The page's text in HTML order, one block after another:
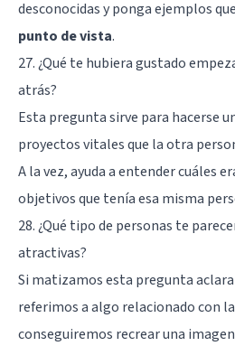
desconocidas y ponga ejemplos
punto de vista.
27. ¿Qué te hubiera gustado
atrás?
Esta pregunta sirve para hacerse
proyectos vitales que la otra
A la vez, ayuda a entender cuáles
objetivos que tenía esa misma
28. ¿Qué tipo de personas te
atractivas?
Si matizamos esta pregunta
referimos a algo relacionado con la
conseguiremos recrear una